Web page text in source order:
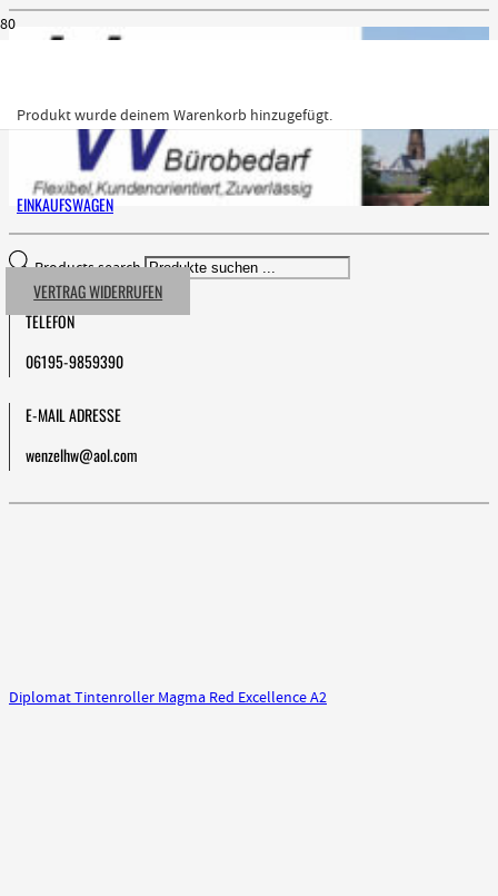
Produktwurde deinem Warenkorb hinzugefügt.
EINKAUFSWAGEN
VERTRAG WIDERRUFEN
Products search
TELEFON
06195-9859390
E-MAIL ADRESSE
wenzelhw@aol.com
Diplomat Tintenroller Magma Red Excellence A2